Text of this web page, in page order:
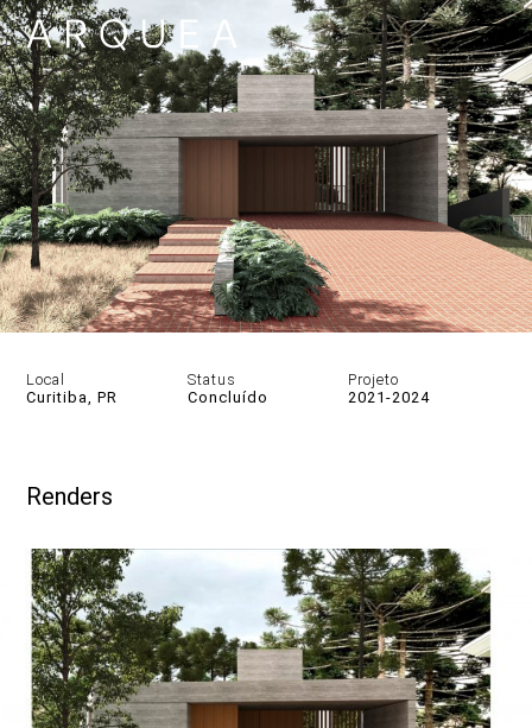
DESENHOS
Local
Curitiba, PR
Status
Concluído
Projeto
2021-2024
Renders